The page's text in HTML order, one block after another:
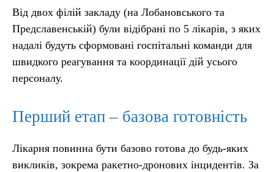
Від двох філій закладу (на Лобановського та
Предславенській) були відібрані по 5 лікарів, з яких
надалі будуть сформовані госпітальні команди для
швидкого реагування та координації дій усього
персоналу.
Перший етап – базова готовність
Лікарня повинна бути базово готова до будь-яких
викликів, зокрема ракетно-дронових інцидентів. За